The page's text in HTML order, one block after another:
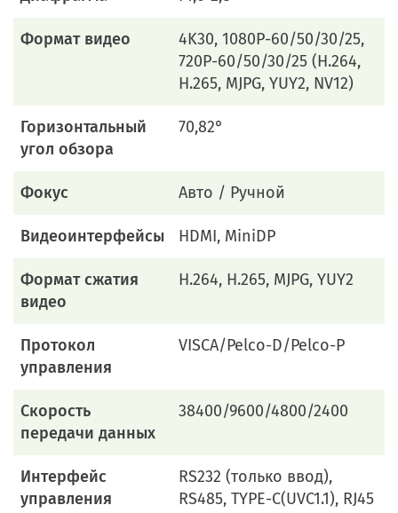
Формат видео
4K30, 1080P-60/50/30/25,
720P-60/50/30/25 (H.264,
H.265, MJPG, YUY2, NV12)
Горизонтальный
угол обзора
70,82°
Фокус Авто / Ручной
Видеоинтерфейсы HDMI, MiniDP
Формат сжатия
видео
H.264, H.265, MJPG, YUY2
Протокол
управления
VISCA/Pelco-D/Pelco-P
Скорость
передачи данных
38400/9600/4800/2400
Интерфейс
управления
RS232 (только ввод),
RS485, TYPE-C(UVC1.1), RJ45